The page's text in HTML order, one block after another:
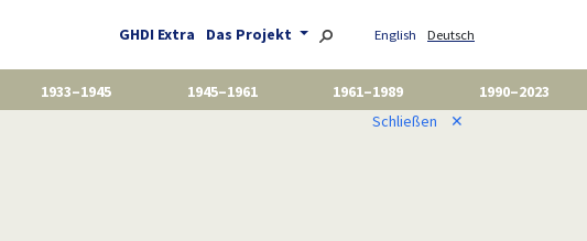
GHDI Extra Das Projekt English Deutsch
1933–1945 1945–1961 1961–1989
1990–2023
Schließen ✕